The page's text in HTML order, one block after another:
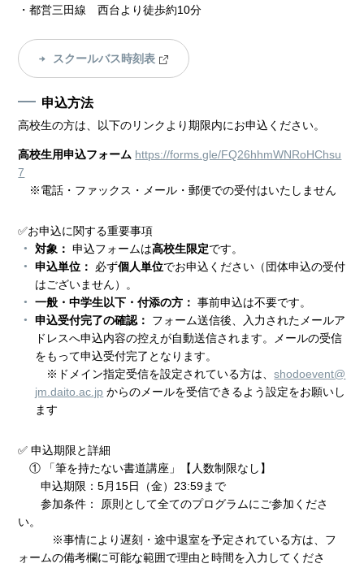
・都営三田線 西台より徒歩約10分
スクールバス時刻表
申込方法
高校生の方は、以下のリンクより期限内にお申込ください。
高校生用申込フォーム https://forms.gle/FQ26hhmWNRoHChsu
7
※電話・ファックス・メール・郵便での受付はいたしません
✅お申込に関する重要事項
対象： 申込フォームは高校生限定です。
申込単位：
必ず個人単位でお申込ください（団体申込の受付
はございません）。
一般・中学生以下・付添の方： 事前申込は不要です。
申込受付完了の確認：
フォーム送信後、入力されたメールア
ドレスへ申込内容の控えが自動送信されます。メールの受信
をもって申込受付完了となります。
※ドメイン指定受信を設定されている方は、shodoevent@
jm.daito.ac.jp からのメールを受信できるよう設定をお願いし
ます
✅ 申込期限と詳細
① 「筆を持たない書道講座」【人数制限なし】
申込期限：5月15日（金）23:59まで
参加条件： 原則として全てのプログラムにご参加くださ
い。
※事情により遅刻・途中退室を予定されている方は、フ
ォームの備考欄に可能な範囲で理由と時間を入力してくださ